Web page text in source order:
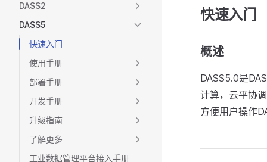
DASS2
DASS5
快速入门
使用手册
部署手册
开发手册
升级指南
了解更多
工业数据管理平台接入手册
快速入门
概述
DASS5.0是
计算，云平协
方便用户操作